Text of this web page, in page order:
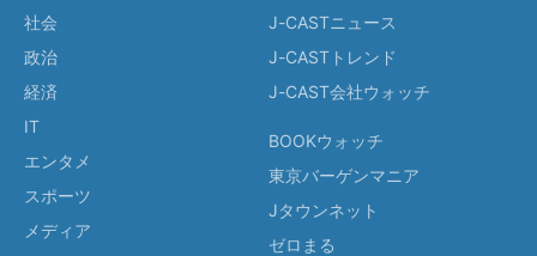
社会
政治
経済
IT
エンタメ
スポーツ
メディア
J-CASTニュース
J-CASTトレンド
J-CAST会社ウォッチ
BOOKウォッチ
東京バーゲンマニア
Jタウンネット
ゼロまる